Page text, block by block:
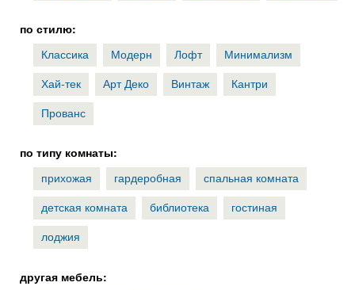
по стилю:
Классика
Модерн Лофт
Минимализм
Хай-тек
Арт Деко Винтаж
Кантри
Прованс
по типу комнаты:
прихожая
гардеробная
спальная комната
детская комната
библиотека
гостиная
лоджия
другая мебель: